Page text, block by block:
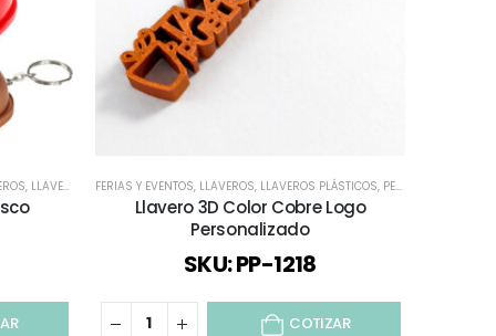
, LLAVEROS PLÁSTICOS ,REGALOS DÍA DEL PADRE,TODOS,TODOS LOS LLAVEROS
FERIAS Y EVENTOS, LLAVEROS, LLAVEROS PLÁSTICOS, PERSONALIZADO 3D
Llavero 3D Color Cobre Logo
Personalizado
SKU: PP-1218
COTIZAR